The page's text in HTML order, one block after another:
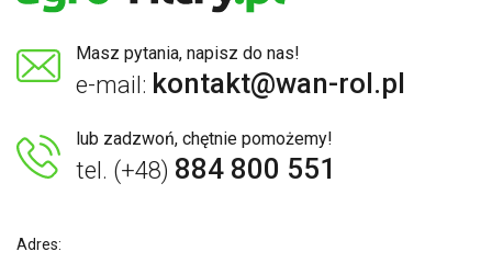
Masz pytania, napisz do nas!
e-mail: kontakt@wan-rol.pl
lub zadzwoń, chętnie pomożemy!
tel. (+48) 884 800 551
Adres: